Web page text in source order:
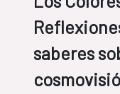
saberes